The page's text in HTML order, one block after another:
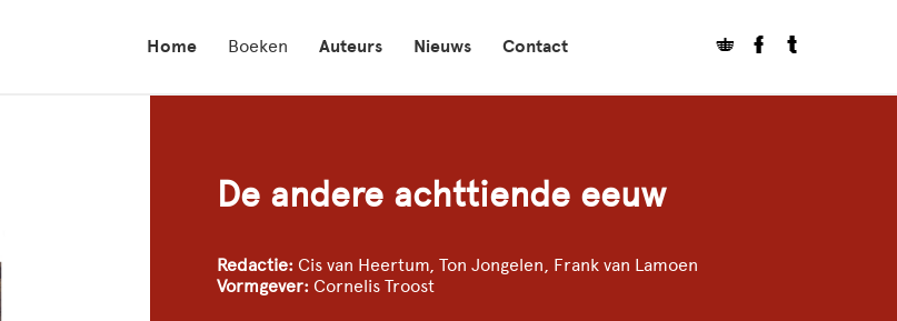
Home Boeken Auteurs Nieuws Contact
De andere achttiende eeuw
Redactie: Cis van Heertum, Ton Jongelen, Frank van Lamoen
Vormgever: Cornelis Troost